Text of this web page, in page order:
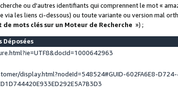
ou d'autres identifiants qui comprennent le mot «
via les liens ci-dessous) ou toute variante ou version mal
mots clés sur un Moteur de Recherche ») ;
Déposées
display.html?nodeId=548524#GUID-602FA6E8-